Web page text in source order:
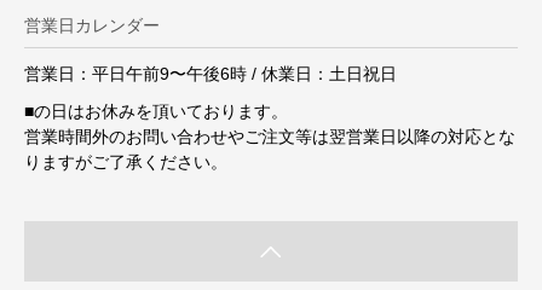
営業日カレンダー
営業日：平日午前9〜午後6時 / 休業日：土日祝日
■の日はお休みを頂いております。
営業時間外のお問い合わせやご注文等は翌営業日以降の対応とな
りますがご了承ください。